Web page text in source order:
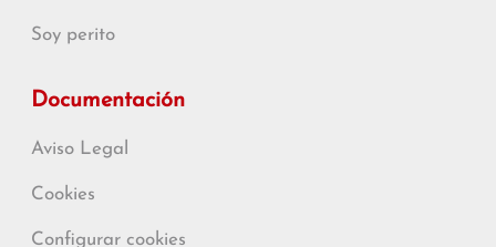
Soy perito
Documentación
Aviso Legal
Cookies
Configurar cookies